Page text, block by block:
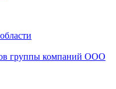
группы компаний ООО